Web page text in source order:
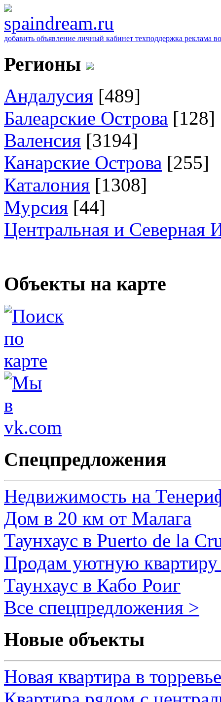
добавить объявление личный кабинет техподдержка реклама
Регионы
Андалусия [489]
Балеарские Острова [128]
Валенсия [3194]
Канарские Острова [255]
Каталония [1308]
Мурсия [44]
Центральная и Северная
Объекты на карте
Спецпредложения
Недвижимость на
Дом в 20 км от Малага
Таунхаус в Puerto de la
Продам уютную
Таунхаус в Кабо Роиг
Все спецпредложения >
Новые объекты
Новая квартира в